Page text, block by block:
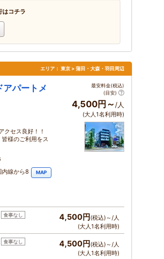
はコチラ
エリア： 東京 > 蒲田・大森・羽田周辺
アパートメ
セス良好！！
皆様のご利用をス
内線から8
MAP
最安料金(税込)
(目安)
4,500円～ /人
(大人1名利用時)
食事なし 4,500円 (税込)～/人
(大人1名利用時)
食事なし 4,500円 (税込)～/人
(大人1名利用時)